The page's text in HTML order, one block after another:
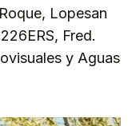
Lopesan
Fred.
y Aguas